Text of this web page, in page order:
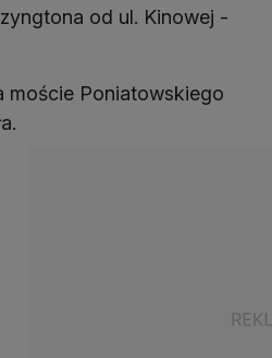
od ul. Kinowej -
moście Poniatowskiego